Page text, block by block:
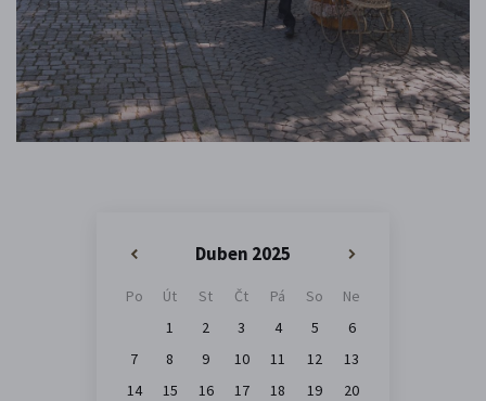
Duben 2025
Po Út St Čt Pá So
Ne
1
2 3 4 5
6
7
8 9 10 11 12
13
14
15 16 17 18 19
20